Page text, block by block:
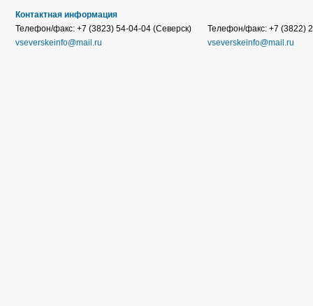
Контактная информация
Телефон/факс: +7 (3823) 54-04-04 (Северск)
vseverskeinfo@mail.ru
Телефон/факс: +7 (3822)
vseverskeinfo@mail.ru